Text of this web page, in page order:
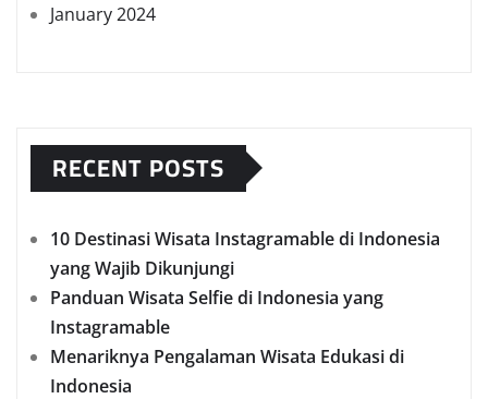
January 2024
RECENT POSTS
10 Destinasi Wisata Instagramable di Indonesia
yang Wajib Dikunjungi
Panduan Wisata Selfie di Indonesia yang
Instagramable
Menariknya Pengalaman Wisata Edukasi di
Indonesia